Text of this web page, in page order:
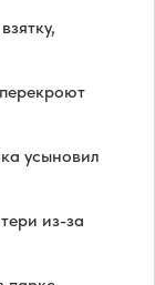
усыновил
из-за